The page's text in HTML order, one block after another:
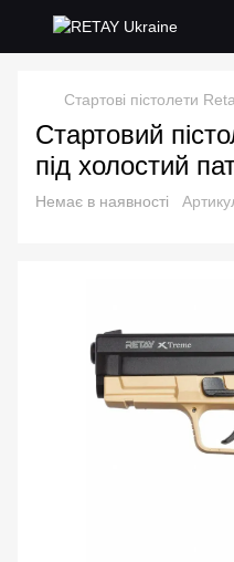
Стартові пістолети
Стартовий
під холостий
Немає в наявності